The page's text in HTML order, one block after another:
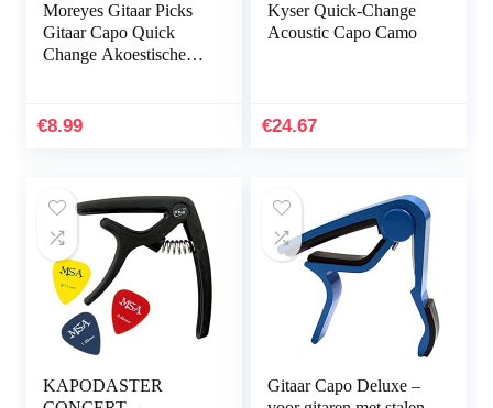
Moreyes Gitaar Picks
Gitaar Capo Quick
Change Akoestische
Gratis Gitaar Picks
€8.99
Kyser Quick-Change
Acoustic Capo Camo
€24.67
KAPODASTER
Gitaar Capo Deluxe –